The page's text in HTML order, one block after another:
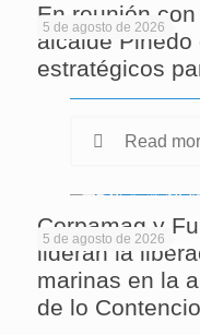
5 de agosto de 2026
En reunión
alcalde
estratégicos
Read
5 de agosto de 2026
Corpamag y
lideran la
marinas en la
de lo